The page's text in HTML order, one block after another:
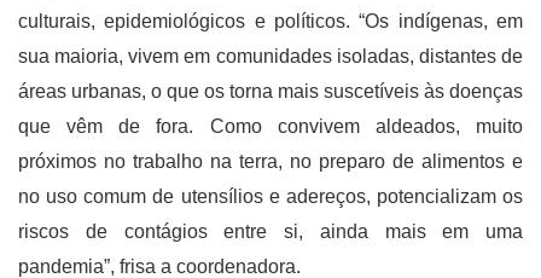
culturais, epidemiológicos e políticos. “Os indígenas, em
sua maioria, vivem em comunidades isoladas, distantes de
áreas urbanas, o que os torna mais suscetíveis às doenças
que vêm de fora. Como convivem aldeados, muito
próximos no trabalho na terra, no preparo de alimentos e
no uso comum de utensílios e adereços, potencializam os
riscos de contágios entre si, ainda mais em uma
pandemia”, frisa a coordenadora.